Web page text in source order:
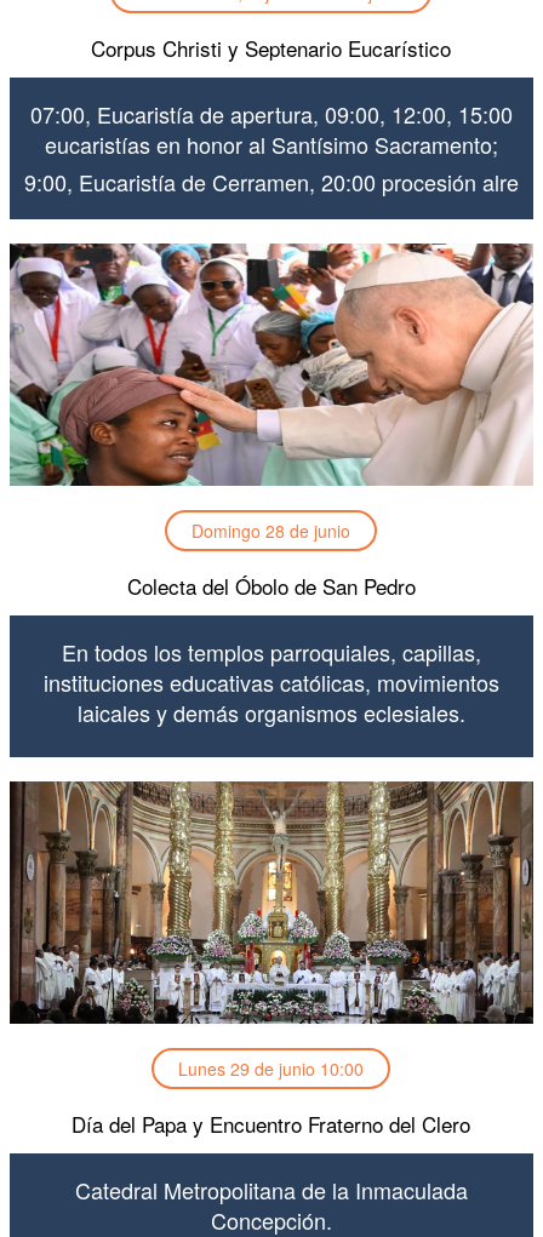
Corpus Christi y Septenario Eucarístico
07:00, Eucaristía de apertura, 09:00, 12:00, 15:00
eucaristías en honor al Santísimo Sacramento;
9:00, Eucaristía de Cerramen, 20:00 procesión alre
Domingo 28 de junio
Colecta del Óbolo de San Pedro
En todos los templos parroquiales, capillas,
instituciones educativas católicas, movimientos
laicales y demás organismos eclesiales.
Lunes 29 de junio 10:00
Día del Papa y Encuentro Fraterno del Clero
Catedral Metropolitana de la Inmaculada
Concepción.